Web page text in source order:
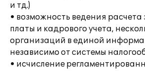
и тд.)
• возможность ведения
платы и кадрового учета,
организаций в единой
независимо от системы
• исчисление